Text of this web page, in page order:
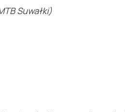
Suwałki)